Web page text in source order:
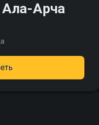
Арча